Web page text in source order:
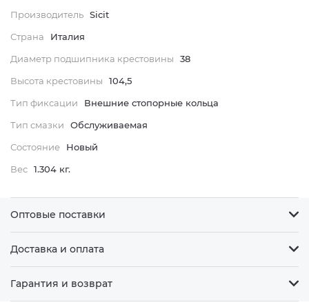
Производитель Sicit
Страна
Италия
Диаметр подшипника крестовины
38
Высота крестовины
104,5
Тип фиксации
Внешние стопорные кольца
Тип смазки
Обслуживаемая
Состояние
Новый
Вес 1.304 кг.
Оптовые поставки
Доставка и оплата
Гарантия и возврат